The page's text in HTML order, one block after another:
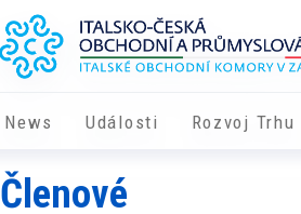
News Události Rozvoj Trhu
Členové